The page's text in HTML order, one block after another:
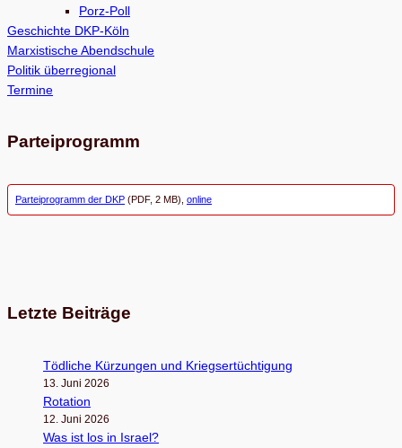
Porz-Poll
Geschichte DKP-Köln
Marxistische Abendschule
Politik überregional
Termine
Parteiprogramm
Parteiprogramm der DKP (PDF, 2 MB), online
Letzte Beiträge
Töd­li­che Kür­zun­gen und Kriegsertüchtigung
13. Juni 2026
Rota­tion
12. Juni 2026
Was ist los in Israel?